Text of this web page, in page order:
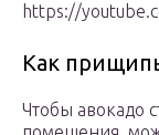
https://
Как
Чтобы авокадо